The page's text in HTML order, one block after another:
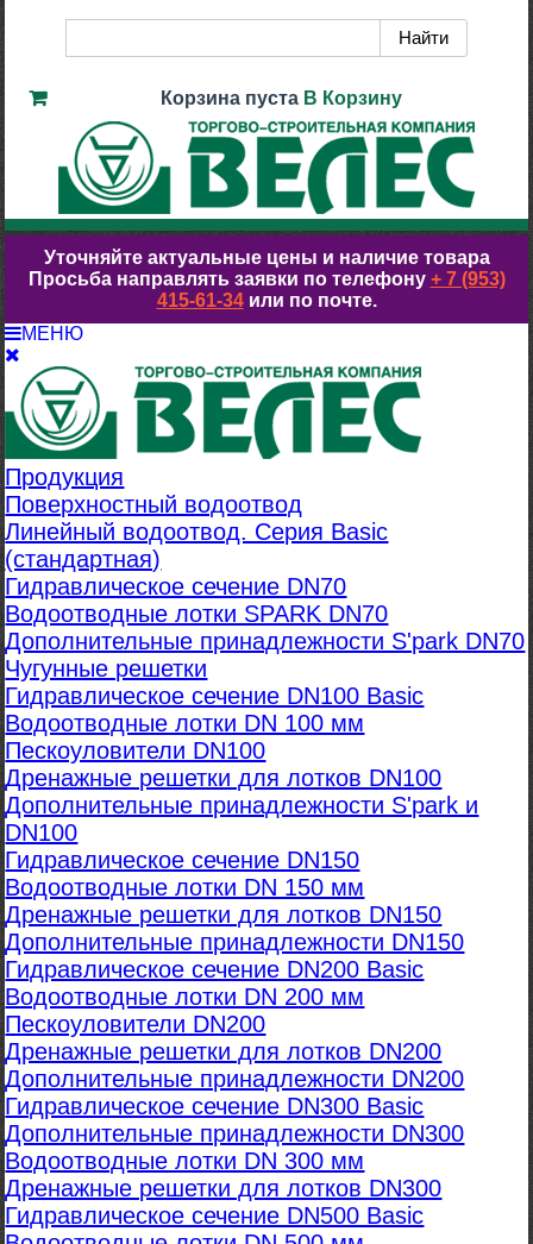
Корзина пуста В Корзину
Уточняйте актуальные цены и наличие товара
Просьба направлять заявки по телефону + 7 (953)
415-61-34или по почте.
МЕНЮ
Продукция
Поверхностный водоотвод
Линейный водоотвод. Серия Basic
(стандартная)
Гидравлическое сечение DN70
Водоотводные лотки SPARK DN70
Дополнительные принадлежности S'park DN70
Чугунные решетки
Гидравлическое сечение DN100 Basic
Водоотводные лотки DN 100 мм
Пескоуловители DN100
Дренажные решетки для лотков DN100
Дополнительные принадлежности S'park и
DN100
Гидравлическое сечение DN150
Водоотводные лотки DN 150 мм
Дренажные решетки для лотков DN150
Дополнительные принадлежности DN150
Гидравлическое сечение DN200 Basic
Водоотводные лотки DN 200 мм
Пескоуловители DN200
Дренажные решетки для лотков DN200
Дополнительные принадлежности DN200
Гидравлическое сечение DN300 Basic
Дополнительные принадлежности DN300
Водоотводные лотки DN 300 мм
Дренажные решетки для лотков DN300
Гидравлическое сечение DN500 Basic